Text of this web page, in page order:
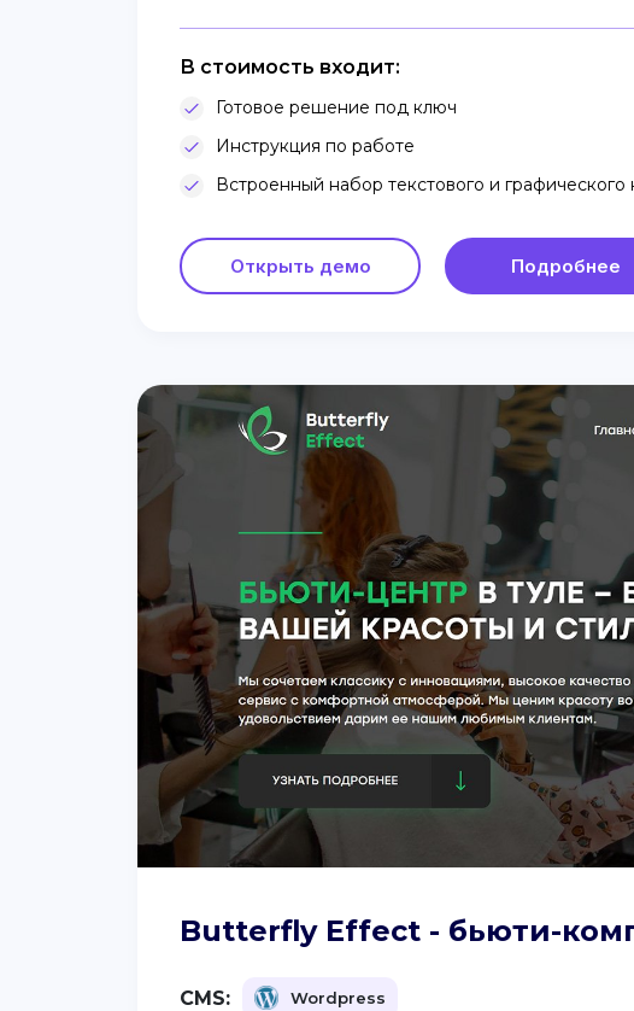
В стоимость входит:
Готовое решение под ключ
Инструкция по работе
Встроенный набор текстового и графического
Открыть демо Подробнее
Butterfly Effect - бьюти-
CMS: Wordpress